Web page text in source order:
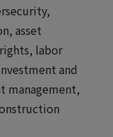
asset
labor
and
management,